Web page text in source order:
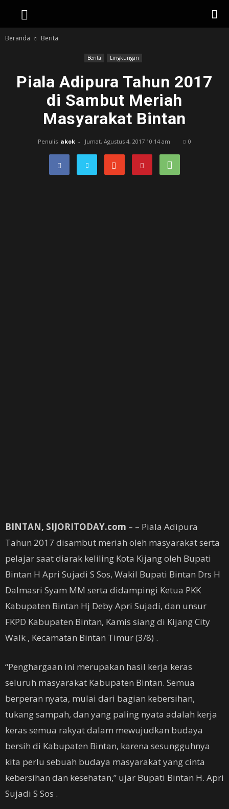
Beranda Berita
Berita Lingkungan
Piala Adipura Tahun 2017
di Sambut Meriah
Masyarakat Bintan
Penulis akok - Jumat, Agustus 4, 2017 10:14 am 0
BINTAN, SIJORITODAY.com – – Piala Adipura
Tahun 2017 disambut meriah oleh masyarakat serta
pelajar saat diarak keliling Kota Kijang oleh Bupati
Bintan H Apri Sujadi S Sos, Wakil Bupati Bintan Drs H
Dalmasri Syam MM serta didampingi Ketua PKK
Kabupaten Bintan Hj Deby Apri Sujadi, dan unsur
FKPD Kabupaten Bintan, Kamis siang di Kijang City
Walk , Kecamatan Bintan Timur (3/8) .
“Penghargaan ini merupakan hasil kerja keras
seluruh masyarakat Kabupaten Bintan. Semua
berperan nyata, mulai dari bagian kebersihan,
tukang sampah, dan yang paling nyata adalah kerja
keras semua rakyat dalam mewujudkan budaya
bersih di Kabupaten Bintan, karena sesungguhnya
kita perlu sebuah budaya masyarakat yang cinta
kebersihan dan kesehatan,” ujar Bupati Bintan H. Apri
Sujadi S Sos .